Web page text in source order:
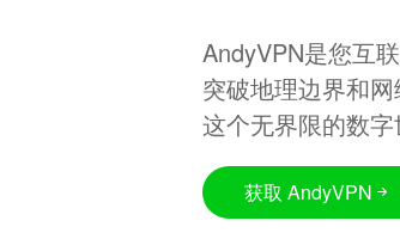
AndyVPN是您互
突破地理边界和
这个无界限的数字
获取 AndyVPN